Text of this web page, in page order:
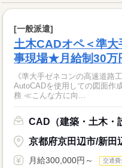
[一般派遣]
土木CADオペ＜準
事現場★月給制30万
《準大手ゼネコンの高速道路
AutoCADを使用しての図面作
務 ≪こんな方に向...
CAD（建築・土木・
京都府京田辺市/新田
月給300,000円～ 交通費